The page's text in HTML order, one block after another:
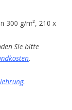
300 g/m², 210 x
Sie bitte
.
.